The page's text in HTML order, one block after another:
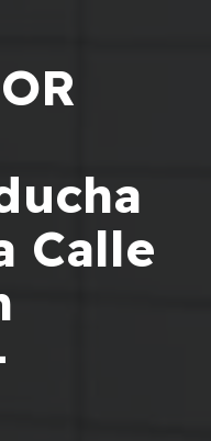
Calle